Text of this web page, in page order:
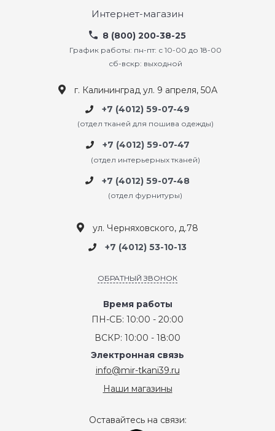
Интернет-магазин
8 (800) 200-38-25
График работы: пн-пт: с 10-00 до 18-00
сб-вскр: выходной
г. Калининград ул. 9 апреля, 50А
+7 (4012) 59-07-49
(отдел тканей для пошива одежды)
+7 (4012) 59-07-47
(отдел интерьерных тканей)
+7 (4012) 59-07-48
(отдел фурнитуры)
ул. Черняховского, д.78
+7 (4012) 53-10-13
ОБРАТНЫЙ ЗВОНОК
Время работы
ПН-СБ: 10:00 - 20:00
ВСКР: 10:00 - 18:00
Электронная связь
info@mir-tkani39.ru
Наши магазины
Оставайтесь на связи: